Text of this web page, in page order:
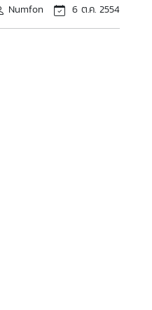
Numfon 6 ต.ค. 2554